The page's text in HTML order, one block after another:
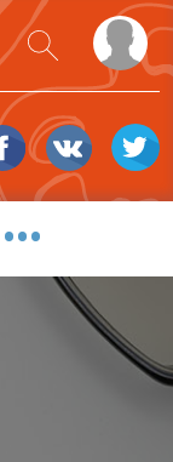
•••